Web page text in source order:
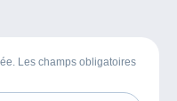
Les champs obligatoires